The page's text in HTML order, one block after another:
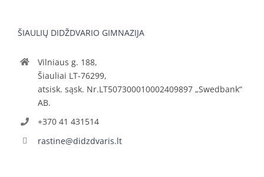
ŠIAULIŲ DIDŽDVARIO GIMNAZIJA
Vilniaus g. 188,
Šiauliai LT-76299,
atsisk. sąsk. Nr.LT507300010002409897 „Swedbank“
AB.
+370 41 431514
rastine@didzdvaris.lt